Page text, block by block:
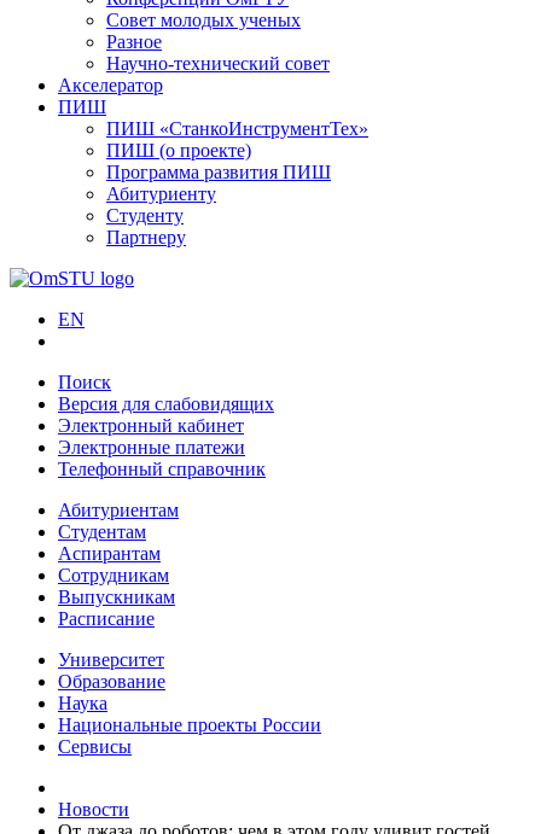
Совет молодых ученых
Разное
Научно-технический совет
Акселератор
ПИШ
ПИШ «СтанкоИнструментТех»
ПИШ (о проекте)
Программа развития ПИШ
Абитуриенту
Студенту
Партнеру
EN
Поиск
Версия для слабовидящих
Электронный кабинет
Электронные платежи
Телефонный справочник
Абитуриентам
Студентам
Аспирантам
Сотрудникам
Выпускникам
Расписание
Университет
Образование
Наука
Национальные проекты России
Сервисы
Новости